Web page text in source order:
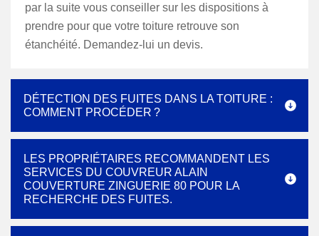
par la suite vous conseiller sur les dispositions à
prendre pour que votre toiture retrouve son
étanchéité. Demandez-lui un devis.
DÉTECTION DES FUITES DANS LA TOITURE :
COMMENT PROCÉDER ?
LES PROPRIÉTAIRES RECOMMANDENT LES
SERVICES DU COUVREUR ALAIN
COUVERTURE ZINGUERIE 80 POUR LA
RECHERCHE DES FUITES.